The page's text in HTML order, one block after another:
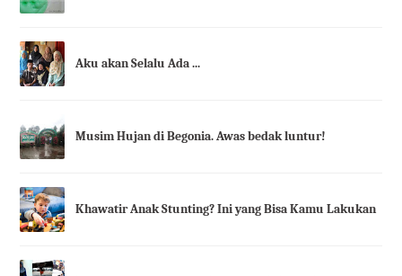
Aku akan Selalu Ada ...
Musim Hujan di Begonia. Awas bedak luntur!
Khawatir Anak Stunting? Ini yang Bisa Kamu Lakukan